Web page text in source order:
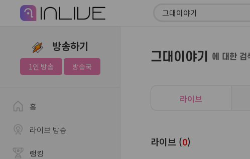
방송하기
1인 방송 방송국
홈
라이브 방송
랭킹
그대이야기 에 대한 검
라이브
라이브 (0)